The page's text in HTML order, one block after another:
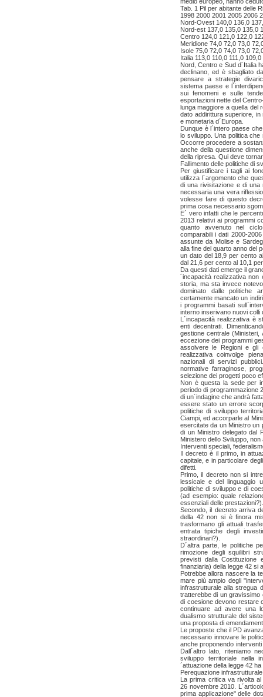
Tab. 1 Pil per abitante delle
1998 2000 2001 2005 2006
Nord-Ovest 140,0 136,0
Nord-est 137,0 135,0 135,0
Centro 124,0 121,0 122,0
Meridione 74,0 72,0 73,0
Isole 75,0 72,0 74,0 73,0
Italia 113,0 110,0 111,0
Nord, Centro e Sud d´Italia
declinano, ed è sbagliato
pensare a strategie
sistema paese e
sui fenomeni e sulle
esportazioni nette del
lunga maggiore a quella del
dato addirittura superiore, in
e monetaria d´Europa.
Dunque è l´intero paese
lo sviluppo. Una politica
Occorre procedere a
anche della questione
della ripresa. Qui deve
Fallimento delle politiche di
Per giustificare i tagli ai
utilizza l´argomento che
di una rivisitazione e di
necessaria una vera
volesse fare di questo
prima cosa necessario
E´ vero infatti che le
2013 relativi ai programmi
quanto avvenuto nel
comparabili i dati 2000-
assunte da Molise e
alla fine del quarto anno del
un dato del 18,9 per cento
dal 21,6 per cento al 10,1
Da questi dati emerge il
´incapacità realizzativa
storia, ma sta invece
dominato dalle politiche
certamente mancato un
i programmi basati
interno inserivano nuovi colli
L´incapacità realizzativa è
enti decentrati.
gestione centrale
eccezione dei programmi
assolvere le Regioni e gli
realizzativa coinvolge
nazionali di servizi
normative farraginose,
selezione dei progetti poco
Non è questa la sede per
periodo di programmazione
di un´indagine che andrà
essere stato un errore
politiche di sviluppo
Ciampi, ed accorparle al
esercitate da un Ministro un
di un Ministro delegato dal
Ministero dello Sviluppo,
Interventi speciali,
Il decreto è il primo, in
capitale, e in particolare
difetti.
Primo, il decreto non si
lessicale e del linguaggio
politiche di sviluppo e di
(ad esempio: quale
essenziali delle prestazioni?).
Secondo, il decreto arriva
della 42 non si è finora
trasformano gli attuali
entrata tipiche degli
straordinari?).
D´altra parte, le politiche
rimozione degli squilibri
previsti dalla
finanziaria) della legge 42 si
Potrebbe allora nascere la
mare più ampio degli
infrastrutturale alla stregua
tratterebbe di un gravissimo
di coesione devono restare
continuare ad avere una
dualismo strutturale del
una proposta di
Le proposte che il PD
necessario innovare le
anche proponendo
Dall´altro lato, riteniamo
sviluppo territoriale nella
´attuazione della legge 42
Perequazione infrastrutturale
La prima critica va rivolta
26 novembre 2010.
prima applicazione" delle